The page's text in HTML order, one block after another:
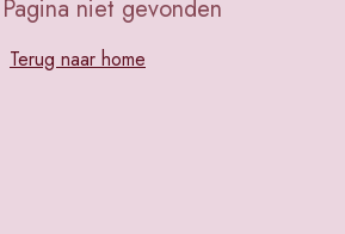
niet gevonden
Terug naar home